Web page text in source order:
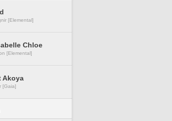
[Elemental]
Chloe
[Elemental]
Akoya
[Gaia]